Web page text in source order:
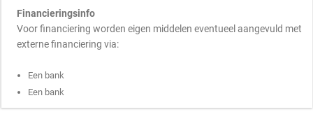
Financieringsinfo
Voor financiering worden eigen middelen eventueel aangevuld met
externe financiering via:
Een bank
Een bank